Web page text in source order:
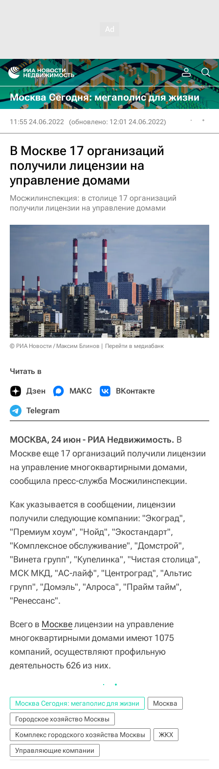
Москва Сегодня: мегаполис для жизни
11:55 24.06.2022 (обновлено: 12:01 24.06.2022)
В Москве 17 организаций
получили лицензии на
управление домами
Мосжилинспекция: в столице 17 организаций
получили лицензии на управление домами
© РИА Новости / Максим Блинов Перейти в медиабанк
Читать в
Дзен МАКС ВКонтакте
Telegram
МОСКВА, 24 июн - РИА Недвижимость. В
Москве еще 17 организаций получили лицензии
на управление многоквартирными домами,
сообщила пресс-служба Мосжилинспекции.
Как указывается в сообщении, лицензии
получили следующие компании: "Экоград",
"Премиум хоум", "Нойд", "Экостандарт",
"Комплексное обслуживание", "Домстрой",
"Винета групп", "Купелинка", "Чистая столица",
МСК МКД, "АС-лайф", "Центроград", "Альтис
групп", "Домэль", "Алроса", "Прайм тайм",
"Ренессанс".
Всего в Москвелицензии на управление
многоквартирными домами имеют 1075
компаний, осуществляют профильную
деятельность 626 из них.
Москва Сегодня: мегаполис для жизни
Москва
Городское хозяйство Москвы
Комплекс городского хозяйства Москвы
ЖКХ
Управляющие компании